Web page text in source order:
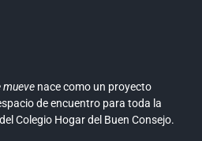
mueve nace como un proyecto
de encuentro para toda la
Colegio Hogar del Buen Consejo.